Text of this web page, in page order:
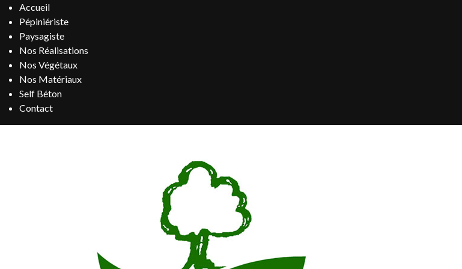
Accueil
Pépiniériste
Paysagiste
Nos Réalisations
Nos Végétaux
Nos Matériaux
Self Béton
Contact